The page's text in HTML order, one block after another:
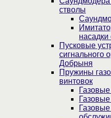
стволы
насадки
Пусковые
сигнального
Добрыня
Пружины
винтовок